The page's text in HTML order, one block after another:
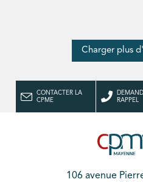
Charger plus
CONTACTER LA
CPME
RAPPEL
106 avenue